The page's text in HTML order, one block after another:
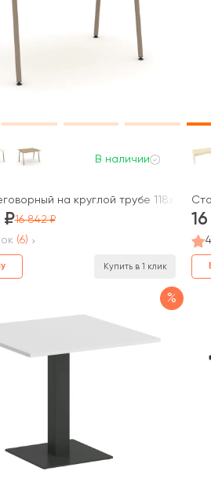
В наличии
на круглой трубе
16 842
(6)
Купить в 1 клик
%